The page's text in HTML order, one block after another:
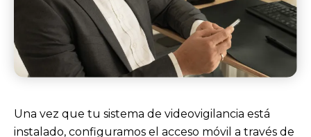
Una vez que tu sistema de videovigilancia está
instalado, configuramos el acceso móvil a través de